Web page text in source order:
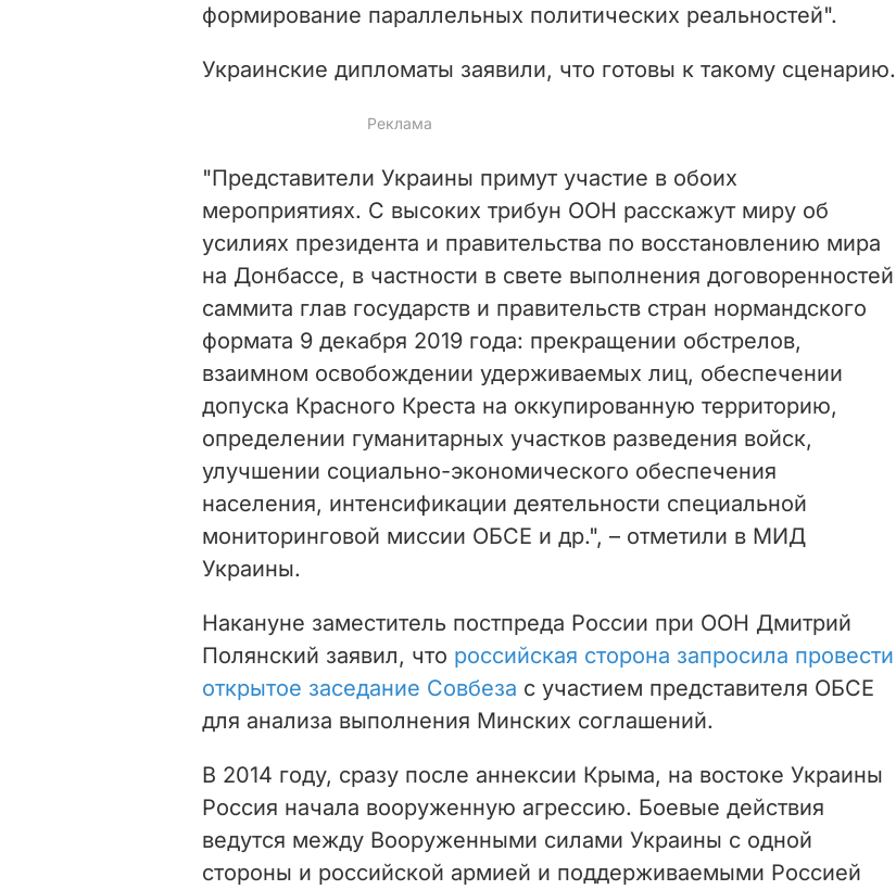
формирование параллельных политических реальностей".
Украинские дипломаты заявили, что готовы к такому сценарию.
"Представители Украины примут участие в обоих
мероприятиях. С высоких трибун ООН расскажут миру об
усилиях президента и правительства по восстановлению мира
на Донбассе, в частности в свете выполнения договоренностей
саммита глав государств и правительств стран нормандского
формата 9 декабря 2019 года: прекращении обстрелов,
взаимном освобождении удерживаемых лиц, обеспечении
допуска Красного Креста на оккупированную территорию,
определении гуманитарных участков разведения войск,
улучшении социально-экономического обеспечения
населения, интенсификации деятельности специальной
мониторинговой миссии ОБСЕ и др.", – отметили в МИД
Украины.
Накануне заместитель постпреда России при ООН Дмитрий
Полянский заявил, что российская сторона запросила провести
открытое заседание Совбеза с участием представителя ОБСЕ
для анализа выполнения Минских соглашений.
В 2014 году, сразу после аннексии Крыма, на востоке Украины
Россия начала вооруженную агрессию. Боевые действия
ведутся между Вооруженными силами Украины с одной
стороны и российской армией и поддерживаемыми Россией